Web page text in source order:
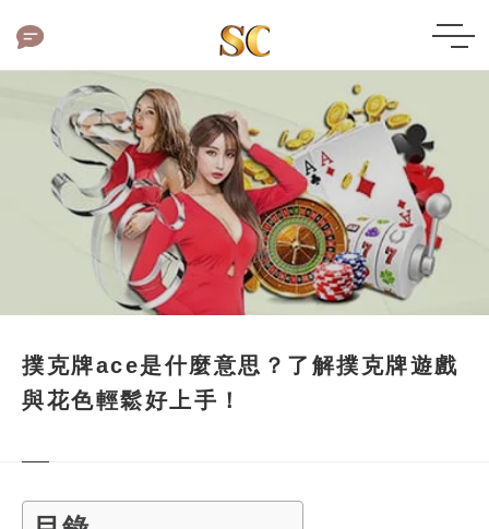
撲克牌ace是什麼意思？了解撲克牌遊戲
與花色輕鬆好上手！